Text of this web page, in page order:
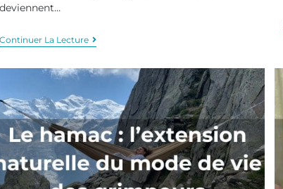
deviennent…
Continuer La Lecture